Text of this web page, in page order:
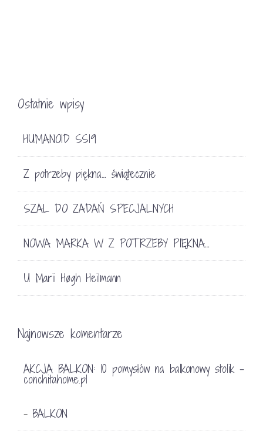
Ostatnie wpisy
HUMANOID SS19
Z potrzeby piękna… świątecznie
SZAL DO ZADAŃ SPECJALNYCH
NOWA MARKA W Z POTRZEBY PIĘKNA…
U Marii Høgh Heilmann
Najnowsze komentarze
AKCJA BALKON: 10 pomysłów na balkonowy stolik -
conchitahome.pl
- BALKON